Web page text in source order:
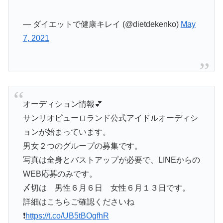
— ダイエットで健康キレイ (@dietdekenko) May
7, 2021
オーディション情報💕
サンリオピューロランド公式アイドルオーディシ
ョンが始まっています。
男女２つのグループの募集です。
写真は全身とバストアップが必要で、LINEからの
WEB応募のみです。
〆切は 男性６月６日 女性６月１３日です。
詳細はこちらご確認くださいね
❗️https://t.co/UB5tBOgfhR